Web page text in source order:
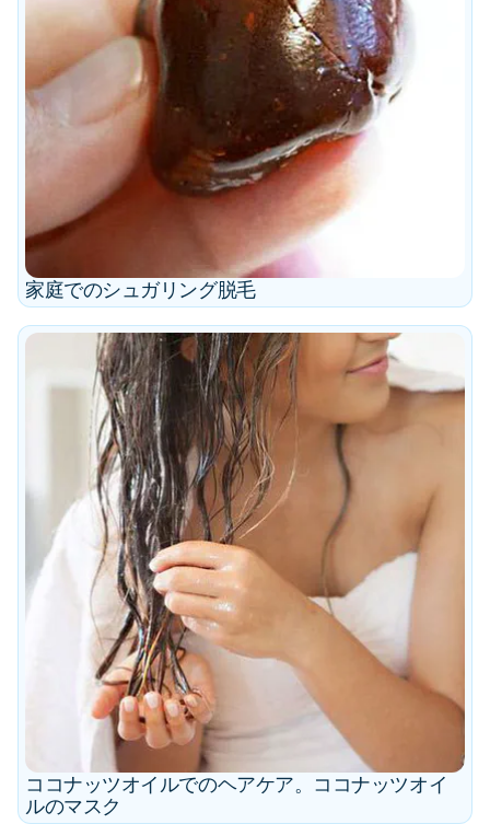
家庭でのシュガリング脱毛
ココナッツオイルでのヘアケア。ココナッツオイ
ルのマスク